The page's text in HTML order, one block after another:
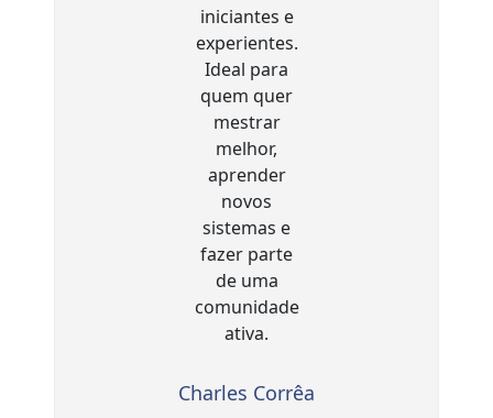
Charles Corrêa